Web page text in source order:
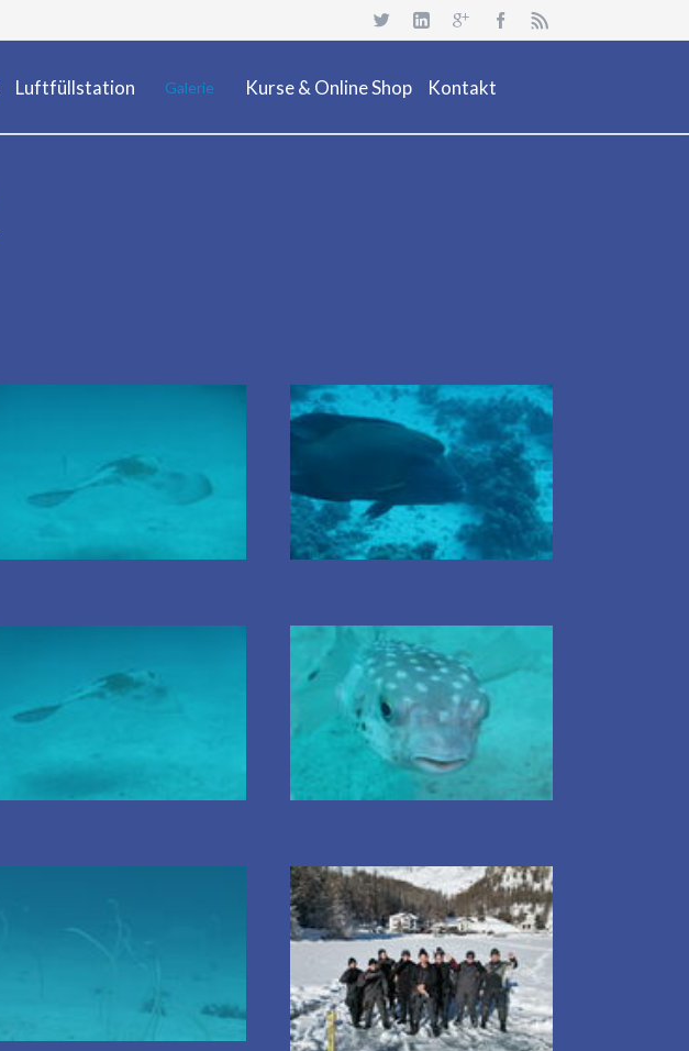
Luftfüllstation Galerie Kurse & Online Shop Kontakt